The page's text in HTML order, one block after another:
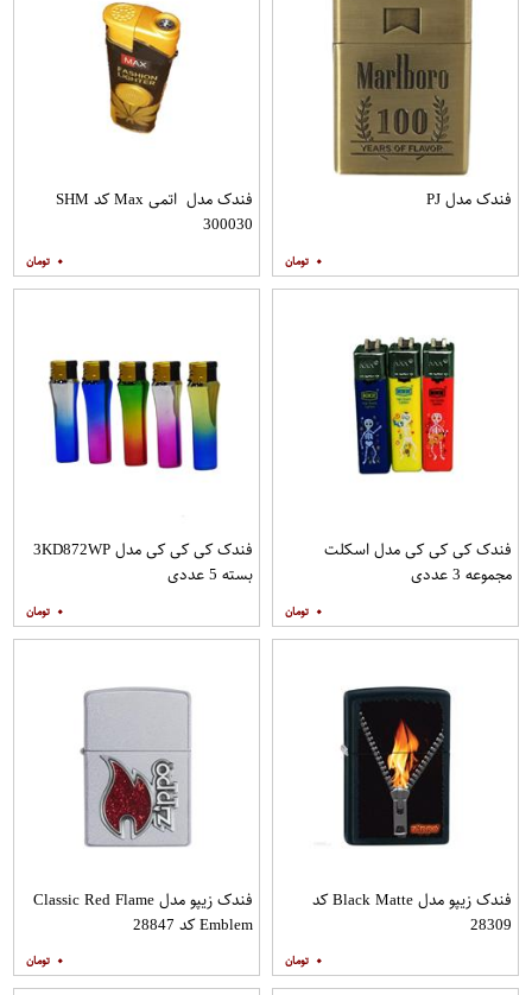
فندک مدل PJ
۰
فندک مدل اتمی Max کد SHM
300030
۰
فندک کی کی کی مدل اسکلت
مجموعه 3 عددی
۰
فندک کی کی کی مدل 3KD872WP
بسته 5 عددی
۰
فندک زیپو مدل Black Matte کد
28309
۰
فندک زیپو مدل Classic Red Flame
Emblem کد 28847
۰